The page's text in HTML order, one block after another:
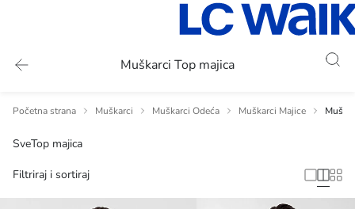
Muškarci Top majica
Početna strana Muškarci Muškarci Odeća Muškarci Majice
SveTop majica
Filtriraj i sortiraj